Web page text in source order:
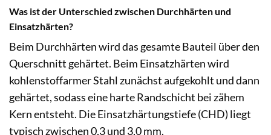
Was ist der Unterschied zwischen Durchhärten und
Einsatzhärten?
Beim Durchhärten wird das gesamte Bauteil über den
Querschnitt gehärtet. Beim Einsatzhärten wird
kohlenstoffarmer Stahl zunächst aufgekohlt und dann
gehärtet, sodass eine harte Randschicht bei zähem
Kern entsteht. Die Einsatzhärtungstiefe (CHD) liegt
typisch zwischen 0,3 und 3,0 mm.